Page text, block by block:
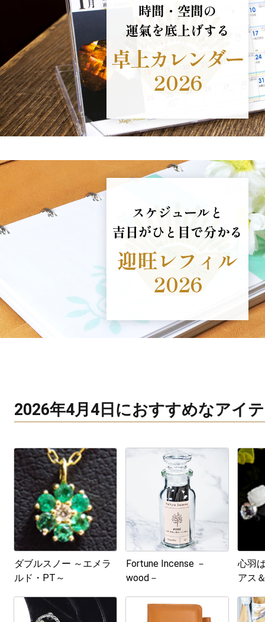
時間・空間の
運氣を底上げする
卓上カレンダー
2026
スケジュールと
吉日がひと目で分かる
迎旺レフィル
2026
2026年4月4日におすすめなアイ
ダブルスノー ～エメラ
ルド・PT～
Fortune Incense －
wood－
心羽
アス